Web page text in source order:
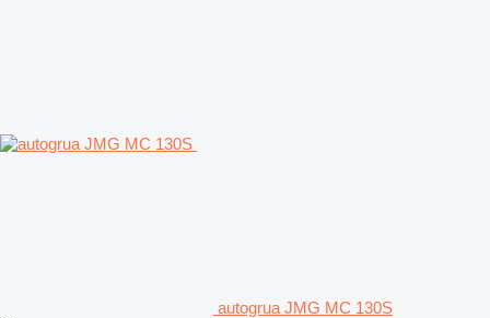
autogrua JMG MC 130S